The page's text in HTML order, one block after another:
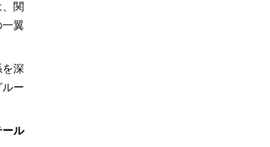
関
一翼
深
ー
ール